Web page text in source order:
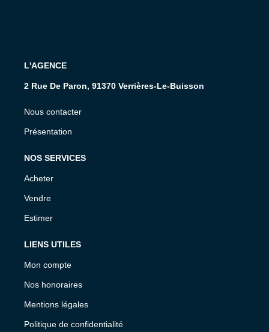
L'AGENCE
2 Rue De Paron, 91370 Verrières-Le-Buisson
Nous contacter
Présentation
NOS SERVICES
Acheter
Vendre
Estimer
LIENS UTILES
Mon compte
Nos honoraires
Mentions légales
Politique de confidentialité